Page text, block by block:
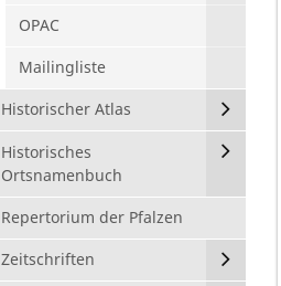
OPAC
Mailingliste
Historischer Atlas
Historisches
Ortsnamenbuch
Repertorium der Pfalzen
Zeitschriften